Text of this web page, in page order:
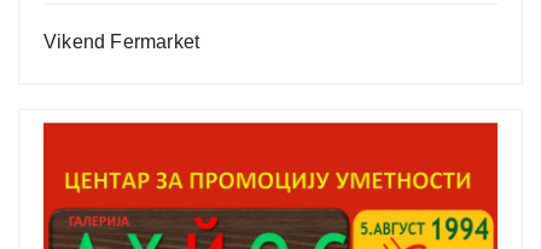
Vikend Fermarket